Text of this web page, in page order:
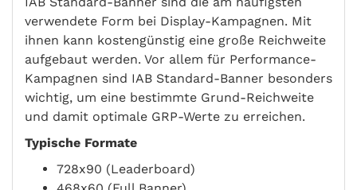
verwendete Form bei Display-Kampagnen. Mit
ihnen kann kostengünstig eine große Reichweite
aufgebaut werden. Vor allem für Performance-
Kampagnen sind IAB Standard-Banner besonders
wichtig, um eine bestimmte Grund-Reichweite
und damit optimale GRP-Werte zu erreichen.
Typische Formate
728x90 (Leaderboard)